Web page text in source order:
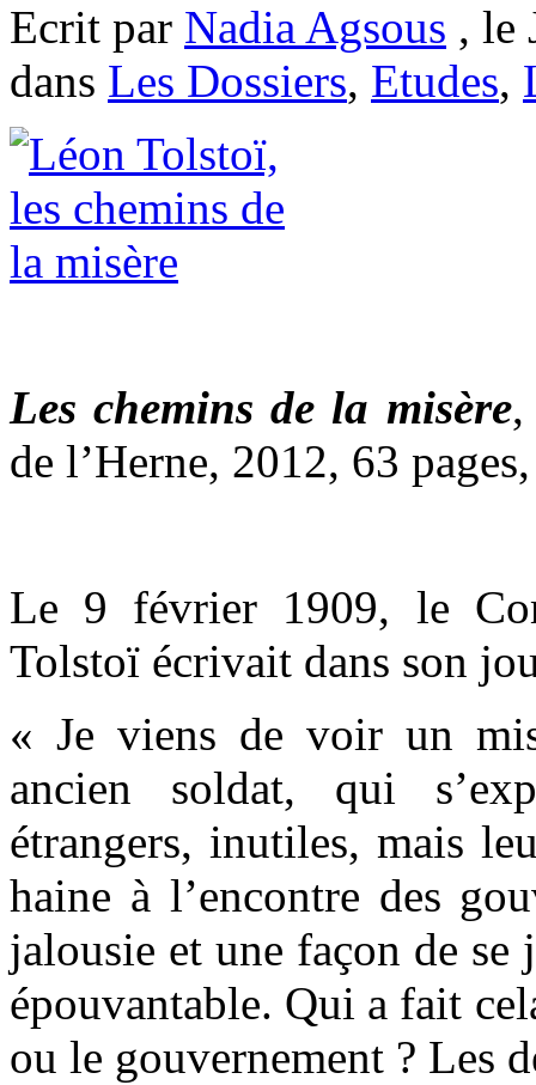
Ecrit par Nadia Agsous , le
dans Les Dossiers, Etudes,
Les chemins de la misère
de l’Herne, 2012, 63
Le 9 février 1909, le
Tolstoï écrivait dans son
« Je viens de voir un
ancien soldat, qui
étrangers, inutiles, mais
haine à l’encontre des
jalousie et une façon de
épouvantable. Qui a fait
ou le gouvernement ? Les